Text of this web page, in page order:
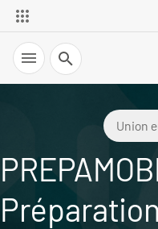
Recherche
Union